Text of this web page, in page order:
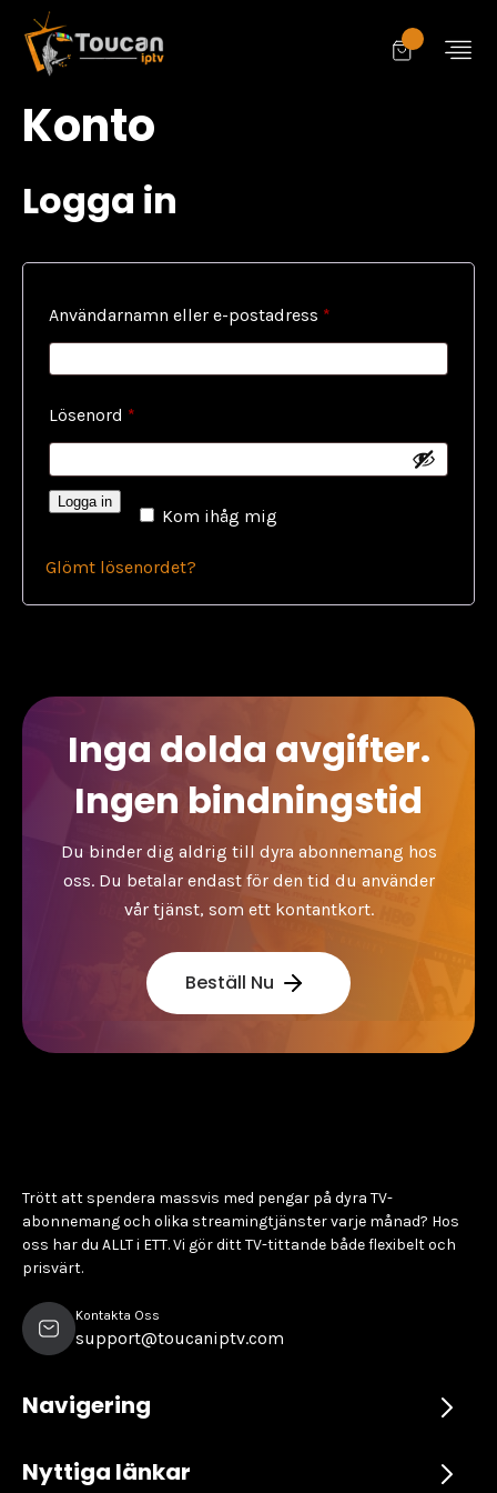
Konto
Logga in
Användarnamn eller e-postadress *
Lösenord *
Kom ihåg mig
Logga in
Glömt lösenordet?
Inga dolda avgifter.
Ingen bindningstid
Du binder dig aldrig till dyra abonnemang hos
oss. Du betalar endast för den tid du använder
vår tjänst, som ett kontantkort.
Beställ Nu
Trött att spendera massvis med pengar på dyra TV-
abonnemang och olika streamingtjänster varje månad? Hos
oss har du ALLT i ETT. Vi gör ditt TV-tittande både flexibelt och
prisvärt.
Kontakta Oss
support@toucaniptv.com
Navigering
Nyttiga länkar